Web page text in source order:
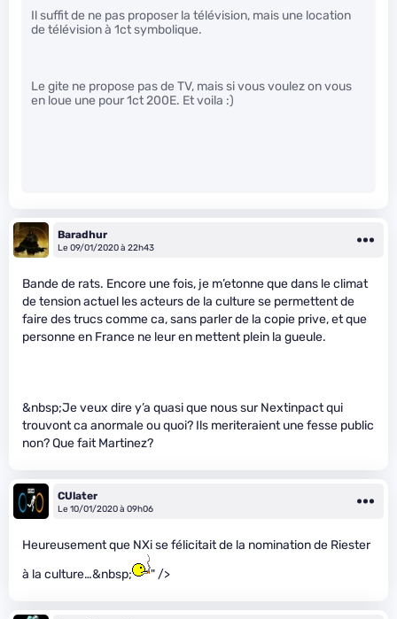
Il suffit de ne pas proposer la télévision, mais une location
de télévision à 1ct symbolique.
Le gite ne propose pas de TV, mais si vous voulez on vous
en loue une pour 1ct 200E. Et voila :)
Baradhur
Le 09/01/2020 à 22h43
Bande de rats. Encore une fois, je m’etonne que dans le climat
de tension actuel les acteurs de la culture se permettent de
faire des trucs comme ca, sans parler de la copie prive, et que
personne en France ne leur en mettent plein la gueule.
&nbsp;Je veux dire y’a quasi que nous sur Nextinpact qui
trouvont ca anormale ou quoi? Ils meriteraient une fesse public
non? Que fait Martinez?
CUlater
Le 10/01/2020 à 09h06
Heureusement que NXi se félicitait de la nomination de Riester
à la culture…&nbsp;
" />